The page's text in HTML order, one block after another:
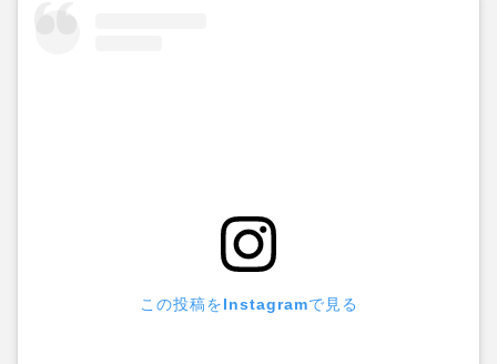
この投稿をInstagramで見る